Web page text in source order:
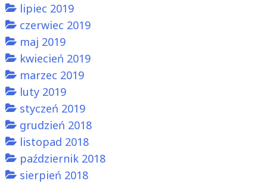
lipiec 2019
czerwiec 2019
maj 2019
kwiecień 2019
marzec 2019
luty 2019
styczeń 2019
grudzień 2018
listopad 2018
październik 2018
sierpień 2018